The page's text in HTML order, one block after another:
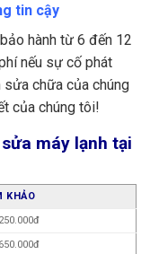
tin cậy
hành từ 6 đến 12
nếu sự cố phát
chữa của chúng
của chúng tôi!
máy lạnh tại
KHẢO